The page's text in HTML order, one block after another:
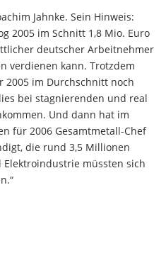
Jahnke. Sein Hinweis:
2005 im Schnitt 1,8 Mio. Euro
deutscher Arbeitnehmer
verdienen kann. Trotzdem
2005 im Durchschnitt noch
bei stagnierenden und real
Und dann hat im
für 2006 Gesamtmetall-Chef
die rund 3,5 Millionen
müssten sich